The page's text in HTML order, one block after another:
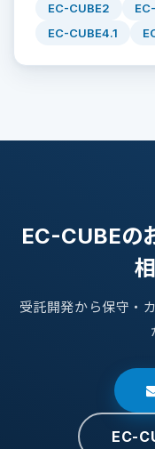
EC-CUBE2
EC-CUBE4.1
EC-CUBEの
受託開発から保守・
EC-